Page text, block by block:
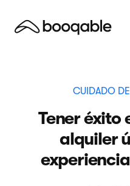
CUIDADO
Tener éxito
alquiler